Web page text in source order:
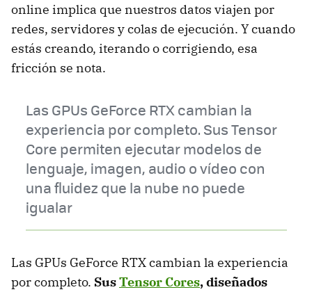
online implica que nuestros datos viajen por
redes, servidores y colas de ejecución. Y cuando
estás creando, iterando o corrigiendo, esa
fricción se nota.
Las GPUs GeForce RTX cambian la
experiencia por completo. Sus Tensor
Core permiten ejecutar modelos de
lenguaje, imagen, audio o vídeo con
una fluidez que la nube no puede
igualar
Las GPUs GeForce RTX cambian la experiencia
por completo. SusTensor Cores, diseñados